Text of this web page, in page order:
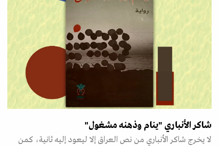
شاكر الأنباري "ينام وذهنه مشغول"
لا يخرج شاكر الأنباري من نص العراق إلا ليعود إليه ثانية، كمن